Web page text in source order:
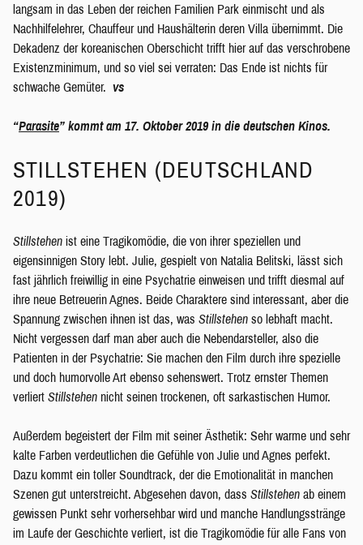
langsam in das Leben der reichen Familien Park einmischt und als
Nachhilfelehrer, Chauffeur und Haushälterin deren Villa übernimmt. Die
Dekadenz der koreanischen Oberschicht trifft hier auf das verschrobene
Existenzminimum, und so viel sei verraten: Das Ende ist nichts für
schwache Gemüter. vs
“Parasite” kommt am 17. Oktober 2019 in die deutschen Kinos.
STILLSTEHEN (DEUTSCHLAND
2019)
Stillstehen ist eine Tragikomödie, die von ihrer speziellen und
eigensinnigen Story lebt. Julie, gespielt von Natalia Belitski, lässt sich
fast jährlich freiwillig in eine Psychatrie einweisen und trifft diesmal auf
ihre neue Betreuerin Agnes. Beide Charaktere sind interessant, aber die
Spannung zwischen ihnen ist das, was Stillstehen so lebhaft macht.
Nicht vergessen darf man aber auch die Nebendarsteller, also die
Patienten in der Psychatrie: Sie machen den Film durch ihre spezielle
und doch humorvolle Art ebenso sehenswert. Trotz ernster Themen
verliert Stillstehen nicht seinen trockenen, oft sarkastischen Humor.
Außerdem begeistert der Film mit seiner Ästhetik: Sehr warme und sehr
kalte Farben verdeutlichen die Gefühle von Julie und Agnes perfekt.
Dazu kommt ein toller Soundtrack, der die Emotionalität in manchen
Szenen gut unterstreicht. Abgesehen davon, dass Stillstehen ab einem
gewissen Punkt sehr vorhersehbar wird und manche Handlungsstränge
im Laufe der Geschichte verliert, ist die Tragikomödie für alle Fans von